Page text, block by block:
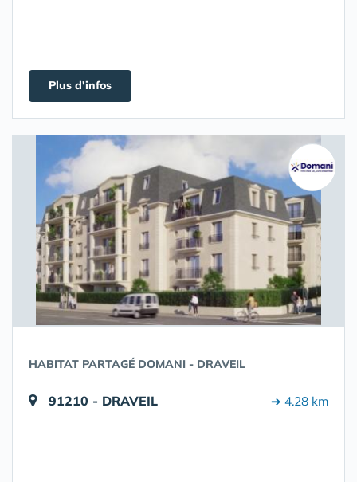
Plus d'infos
HABITAT PARTAGÉ DOMANI - DRAVEIL
91210 - DRAVEIL ➔ 4.28 km